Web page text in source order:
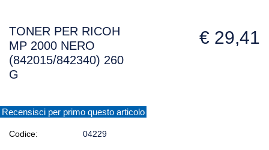
TONER PER RICOH
MP 2000 NERO
(842015/842340) 260
G
€ 29,41
Recensisci per primo questo articolo
Codice: 04229